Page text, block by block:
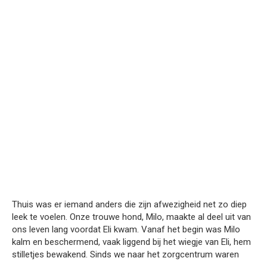
Thuis was er iemand anders die zijn afwezigheid net zo diep
leek te voelen. Onze trouwe hond, Milo, maakte al deel uit van
ons leven lang voordat Eli kwam. Vanaf het begin was Milo
kalm en beschermend, vaak liggend bij het wiegje van Eli, hem
stilletjes bewakend. Sinds we naar het zorgcentrum waren